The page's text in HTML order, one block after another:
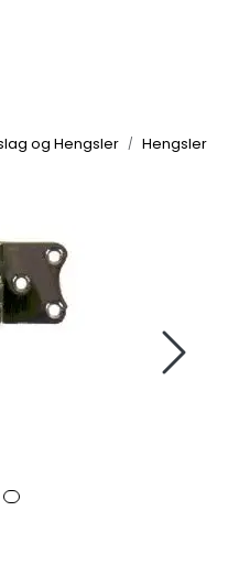
og Hengsler
Hengsler